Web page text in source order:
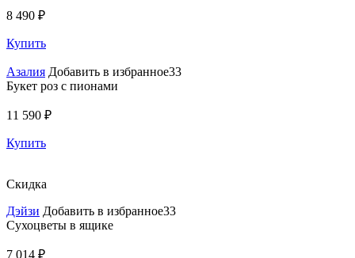
8 490 ₽
Купить
Азалия Добавить в избранное33
Букет роз с пионами
11 590 ₽
Купить
Скидка
Дэйзи Добавить в избранное33
Сухоцветы в ящике
7 014 ₽